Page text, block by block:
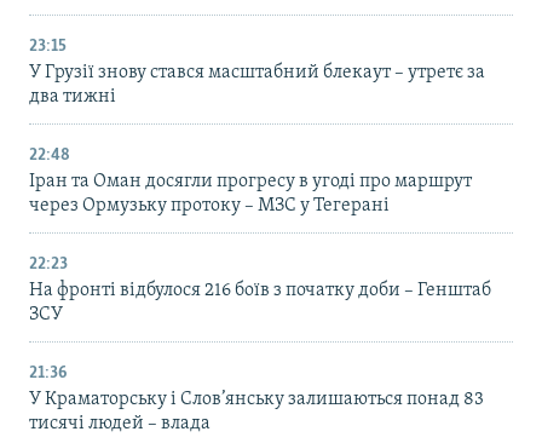
23:15
У Грузії знову стався масштабний блекаут – утретє за
два тижні
22:48
Іран та Оман досягли прогресу в угоді про маршрут
через Ормузьку протоку – МЗС у Тегерані
22:23
На фронті відбулося 216 боїв з початку доби – Генштаб
ЗСУ
21:36
У Краматорську і Слов’янську залишаються понад 83
тисячі людей – влада